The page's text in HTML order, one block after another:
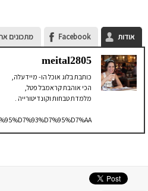
אודות Facebook מתכונים
meital2805
כותבת בלוג אוכל הו- מיידעלה,
הכי אוהבת קראמבל פטל,
מלמדת טבחות וקונדיטורייה .